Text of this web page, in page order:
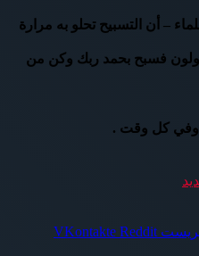
– أن التسبيح تحلو به مرارة
فسبح بحمد ربك وكن من
وفي كل وقت .